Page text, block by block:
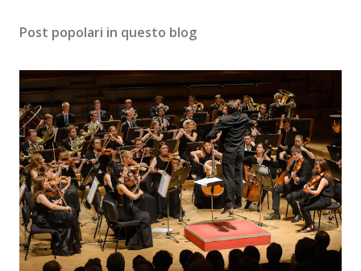
Post popolari in questo blog